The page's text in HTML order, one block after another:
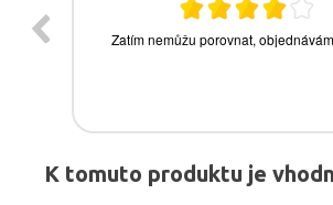
K tomuto produktu je